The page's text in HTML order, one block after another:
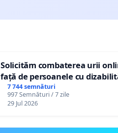
Solicităm combaterea urii
față de persoanele cu
7 744 semnături
997 Semnături / 7 zile
29 Jul 2026